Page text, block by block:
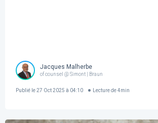
Jacques Malherbe
of counsel @ Simont | Braun
Publié le27 Oct 2025 à 04:10 Lecture de 4min